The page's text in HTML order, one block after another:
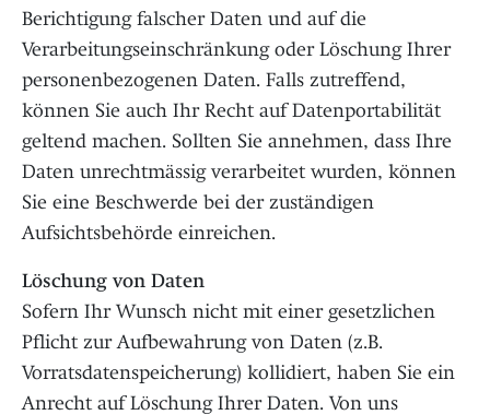
Berichtigung falscher Daten und auf die
Verarbeitungseinschränkung oder Löschung Ihrer
personenbezogenen Daten. Falls zutreffend,
können Sie auch Ihr Recht auf Datenportabilität
geltend machen. Sollten Sie annehmen, dass Ihre
Daten unrechtmässig verarbeitet wurden, können
Sie eine Beschwerde bei der zuständigen
Aufsichtsbehörde einreichen.
Löschung von Daten
Sofern Ihr Wunsch nicht mit einer gesetzlichen
Pflicht zur Aufbewahrung von Daten (z.B.
Vorratsdatenspeicherung) kollidiert, haben Sie ein
Anrecht auf Löschung Ihrer Daten. Von uns